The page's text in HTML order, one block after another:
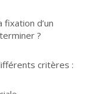
d’un
?
critères :